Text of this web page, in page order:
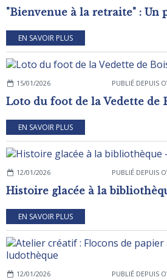
EN SAVOIR PLUS
15/01/2026 PUBLIÉ DEPUIS
Loto du foot de la Vedette de
EN SAVOIR PLUS
12/01/2026 PUBLIÉ DEPUIS
Histoire glacée à la
EN SAVOIR PLUS
12/01/2026 PUBLIÉ DEPUIS